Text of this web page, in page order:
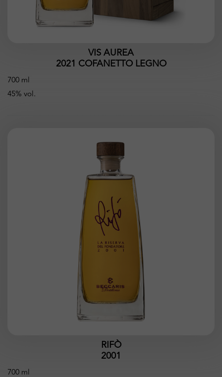
VIS AUREA
2021 COFANETTO LEGNO
700 ml
45% vol.
RIFÒ
2001
700 ml